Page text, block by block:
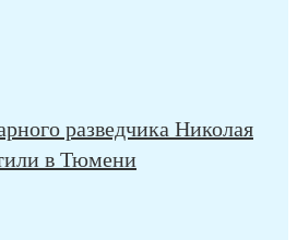
разведчика Николая
в Тюмени